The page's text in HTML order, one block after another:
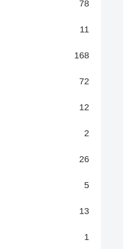
78
11
168
72
12
2
26
5
13
1